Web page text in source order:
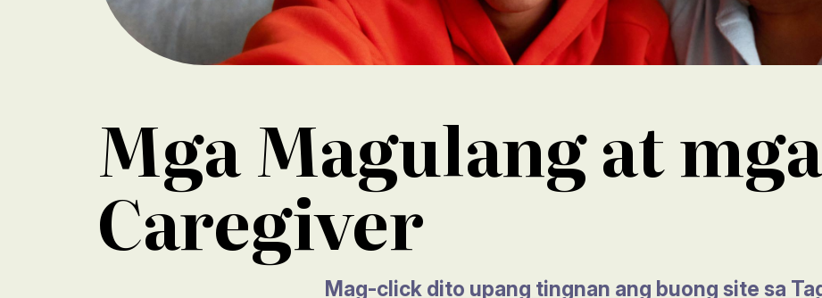
Mga Magulang at mga
Caregiver
Mag-click dito upang tingnan ang buong site sa